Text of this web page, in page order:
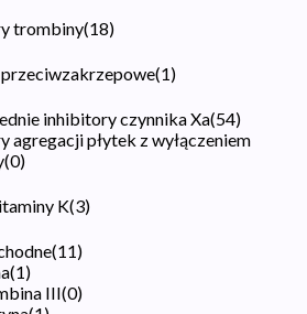
trombiny(18)
przeciwzakrzepowe(1)
inhibitory czynnika Xa(54)
agregacji płytek z wyłączeniem
(0)
K(3)
(11)
(1)
III(0)